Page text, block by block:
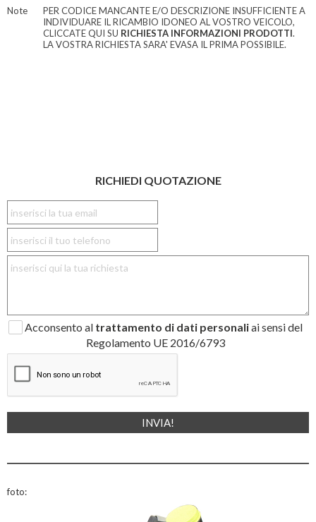
Note
PER CODICE MANCANTE E/O DESCRIZIONE INSUFFICIENTE A
INDIVIDUARE IL RICAMBIO IDONEO AL VOSTRO VEICOLO,
CLICCATE QUI SU RICHIESTA INFORMAZIONI PRODOTTI.
LA VOSTRA RICHIESTA SARA' EVASA IL PRIMA POSSIBILE.
RICHIEDI QUOTAZIONE
Acconsento al trattamento di dati personaliai sensi del
Regolamento UE 2016/6793
foto: